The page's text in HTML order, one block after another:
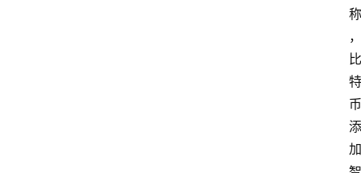
称
，
比
特
币
添
加